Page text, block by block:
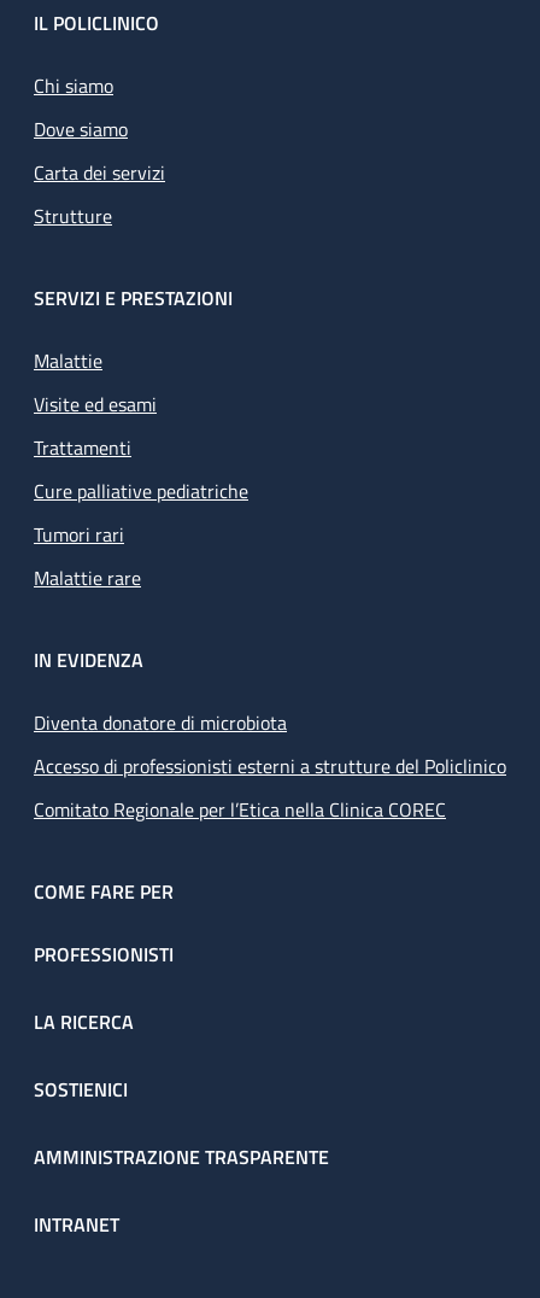
Footer
IL POLICLINICO
Chi siamo
Dove siamo
Carta dei servizi
Strutture
SERVIZI E PRESTAZIONI
Malattie
Visite ed esami
Trattamenti
Cure palliative pediatriche
Tumori rari
Malattie rare
IN EVIDENZA
Diventa donatore di microbiota
Accesso di professionisti esterni a strutture del Policlinico
Comitato Regionale per l’Etica nella Clinica COREC
COME FARE PER
PROFESSIONISTI
LA RICERCA
SOSTIENICI
AMMINISTRAZIONE TRASPARENTE
INTRANET